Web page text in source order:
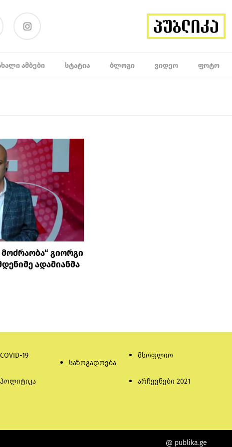
ᲐᲛᲑᲔᲑᲘ ᲡᲢᲐᲢᲘᲐ ᲑᲚᲝᲒᲘ ᲕᲘᲓᲔᲝ ᲤᲝᲢᲝ
გიორგი
ადამიანმა
COVID-19
პოლიტიკა
საზოგადოება
მსოფლიო
არჩევნები 2021
@ publika.ge